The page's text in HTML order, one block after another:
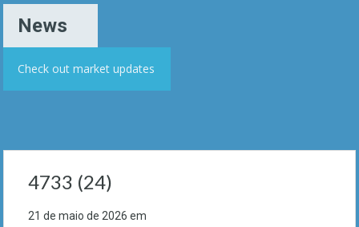
News
Check out market updates
4733 (24)
21 de maio de 2026 em